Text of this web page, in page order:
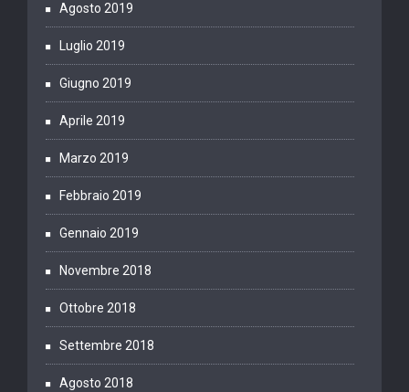
Agosto 2019
Luglio 2019
Giugno 2019
Aprile 2019
Marzo 2019
Febbraio 2019
Gennaio 2019
Novembre 2018
Ottobre 2018
Settembre 2018
Agosto 2018